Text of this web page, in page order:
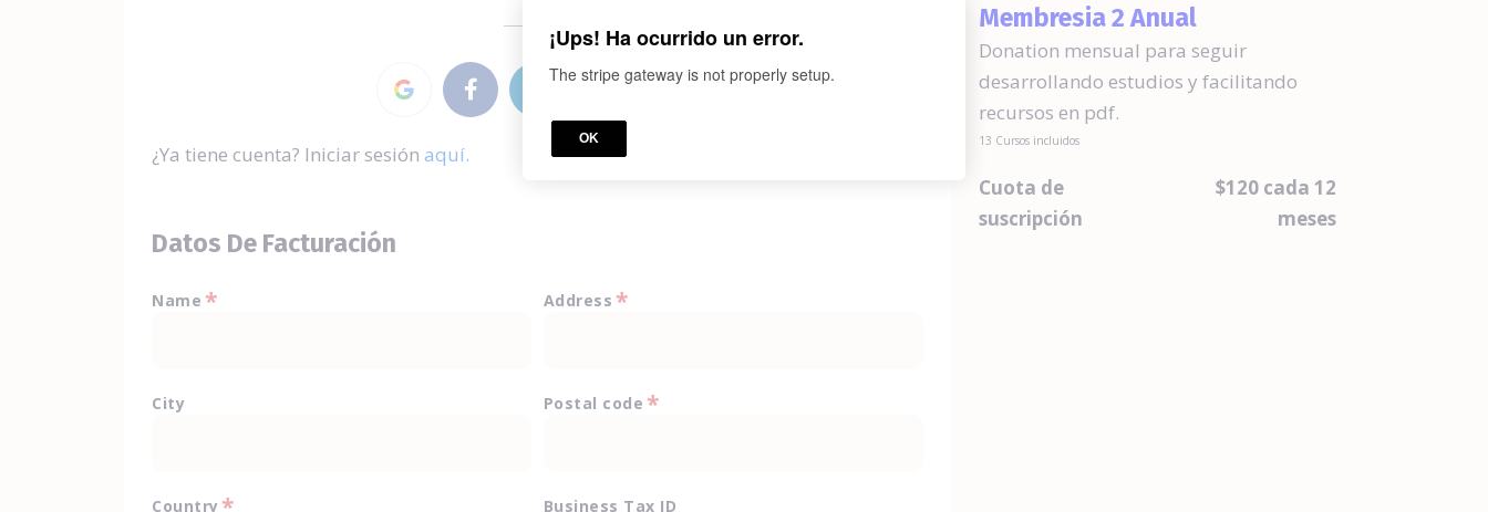
¿Ya tiene cuenta? Iniciar sesión aquí.
Datos De Facturación
Name* Address*
City Postal code*
Country* Business Tax ID
Membresia 2 Anual
Donation mensual para seguir
desarrollando estudios y facilitando
recursos en pdf.
13 Cursos incluidos
Cuota de
suscripción
$120 cada 12
meses
¡Ups! Ha ocurrido un error.
The stripe gateway is not properly setup.
OK